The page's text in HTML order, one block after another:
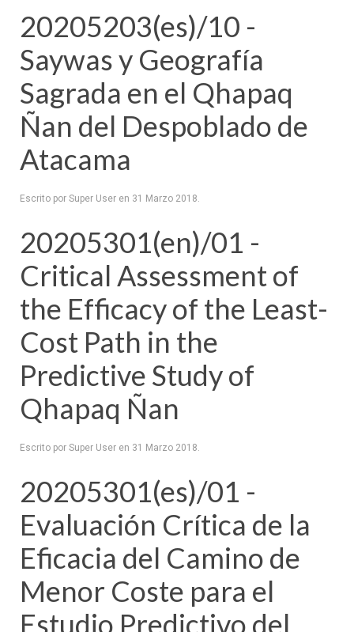
20205203(es)/10 -
Saywas y Geografía
Sagrada en el Qhapaq
Ñan del Despoblado de
Atacama
Escrito por Super User en 31 Marzo 2018.
20205301(en)/01 -
Critical Assessment of
the Efficacy of the Least-
Cost Path in the
Predictive Study of
Qhapaq Ñan
Escrito por Super User en 31 Marzo 2018.
20205301(es)/01 -
Evaluación Crítica de la
Eficacia del Camino de
Menor Coste para el
Estudio Predictivo del